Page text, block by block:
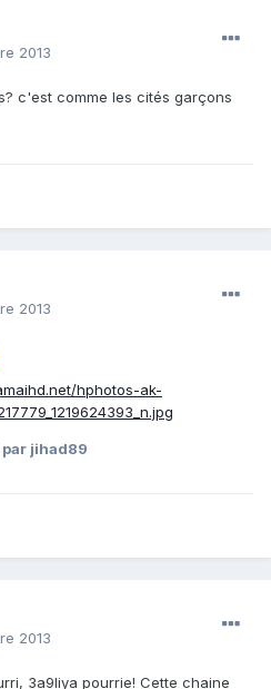
2013
c'est comme les cités garçons
2013
hphotos-ak-
par jihad89
2013
3a9liya pourrie! Cette chaine